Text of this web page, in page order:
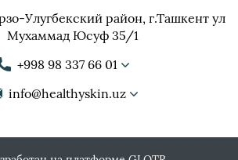
Улугбекский район, г.Ташкент ул
Мухаммад Юсуф 35/1
+998 98 337 66 01
info@healthyskin.uz